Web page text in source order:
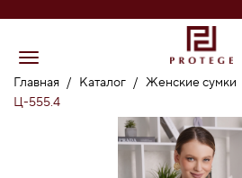
Главная / Каталог / Женские сумки
Ц-555.4